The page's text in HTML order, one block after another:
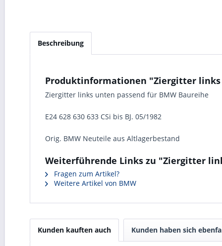
Beschreibung
Produktinformationen "Ziergitter links
Ziergitter links unten passend für BMW Baureihe
E24 628 630 633 CSi bis BJ. 05/1982
Orig. BMW Neuteile aus Altlagerbestand
Weiterführende Links zu "Ziergitter
Fragen zum Artikel?
Weitere Artikel von BMW
Kunden kauften auch Kunden haben sich